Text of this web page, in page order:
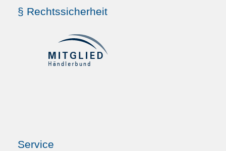
§ Rechtssicherheit
Service